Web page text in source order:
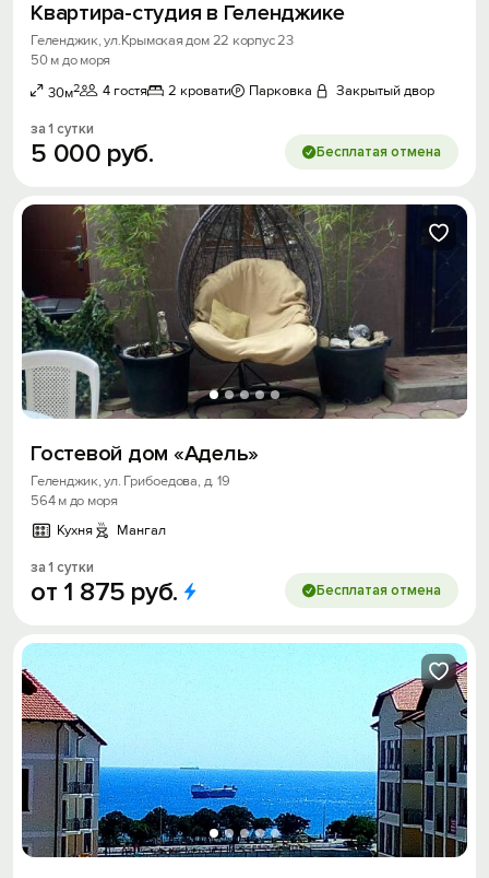
Квартира-студия в Геленджике
Геленджик, ул.Крымская дом 22 корпус 23
50 м до моря
30м2 4 гостя 2 кровати Парковка Закрытый двор
за 1 сутки
5 000 руб. Бесплатая отмена
Гостевой дом «Адель»
Геленджик, ул. Грибоедова, д. 19
564 м до моря
Кухня
Мангал
за 1 сутки
от 1 875 руб. Бесплатая отмена